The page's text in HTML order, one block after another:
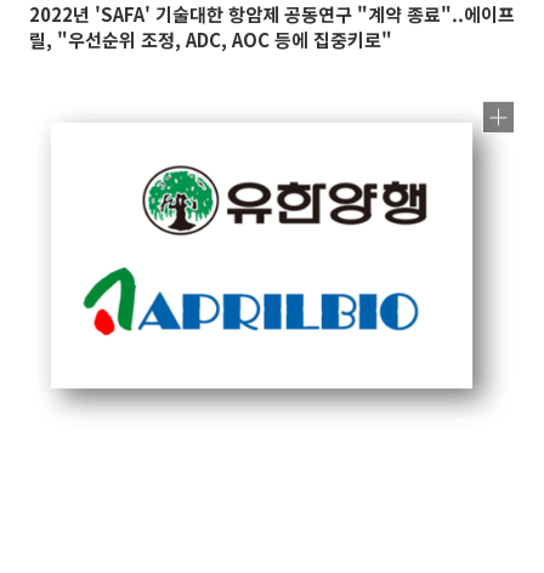
2022년 'SAFA' 기술대한 항암제 공동연구 "계약 종료"..에이프
릴, "우선순위 조정, ADC, AOC 등에 집중키로"